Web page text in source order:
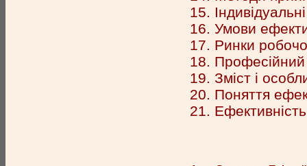
15.
16. Умови
17. Ринки
18. Професійний
19. Зміст і
20. Поняття
21.